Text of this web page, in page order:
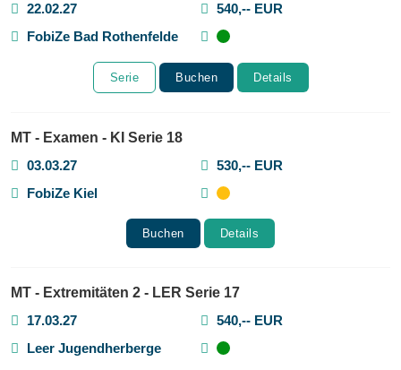
22.02.27
540,-- EUR
FobiZe Bad Rothenfelde
Serie Buchen Details
MT - Examen - KI Serie 18
03.03.27
530,-- EUR
FobiZe Kiel
Buchen Details
MT - Extremitäten 2 - LER Serie 17
17.03.27
540,-- EUR
Leer Jugendherberge